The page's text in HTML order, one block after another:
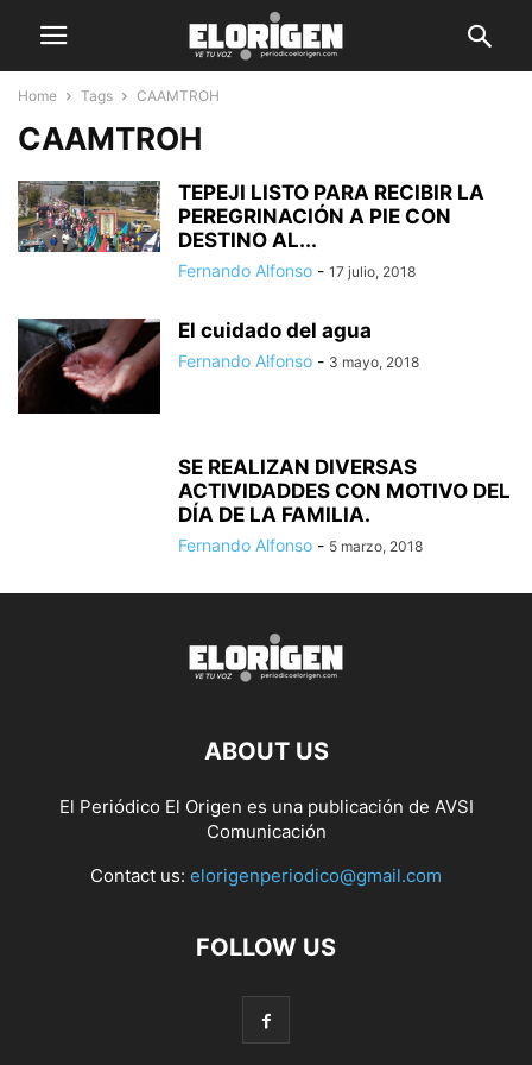
Home Tags CAAMTROH
CAAMTROH
TEPEJI LISTO PARA RECIBIR LA
PEREGRINACIÓN A PIE CON
DESTINO AL...
Fernando Alfonso - 17 julio, 2018
El cuidado del agua
Fernando Alfonso - 3 mayo, 2018
SE REALIZAN DIVERSAS
ACTIVIDADDES CON MOTIVO DEL
DÍA DE LA FAMILIA.
Fernando Alfonso - 5 marzo, 2018
ABOUT US
El Periódico El Origen es una publicación de AVSI
Comunicación
Contact us: elorigenperiodico@gmail.com
FOLLOW US